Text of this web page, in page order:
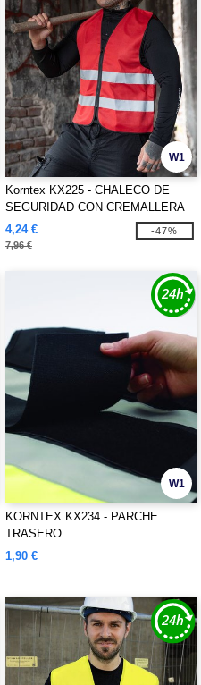
W1
Korntex KX225 - CHALECO DE
SEGURIDAD CON CREMALLERA
"COLOGNE"
4,24 €
7,96 €
-47%
W1
KORNTEX KX234 - PARCHE
TRASERO
1,90 €